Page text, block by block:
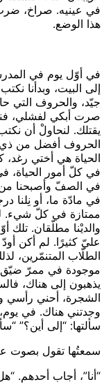
في عينيه. صراخ،
هذا الوضع.
في أوّل يوم في
إلى البيت، وبدأنا
جيّد، والحروف التي
صرت أبكي لفشلي،
يقتلك. لنحاولْ أن
الحروف أفضل من ذي
الحياة هي أختي رغد،
في كلّ أمور الحياة،
في الصفّ وأصبحنا من
في مادّة ما، أو نِلنا
ممتازة في كلّ شيء.
والديْنا مطلّقان. تلك
عليّ كثيرًا. لم أكن
الطلّاب المتنمّرين،
موجودة في ممرّ ضيّق
يذهبون إلى هناك،
الشجرة، أحني رأسي
وجدتني هناك. في
سألتها: “إلى أين؟”
سمعتُها تقول بصوت
“أنا”، أجاب أحدهم.